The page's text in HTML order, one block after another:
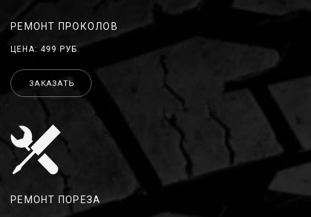
РЕМОНТ ПРОКОЛОВ
ЦЕНА: 499 РУБ.
ЗАКАЗАТЬ
РЕМОНТ ПОРЕЗА